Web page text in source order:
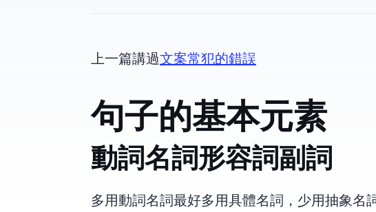
上一篇講過文案常犯的錯誤
句子的基本元素
動詞>名詞>形容詞>副詞
多用動詞 名詞最好多用具體名詞，少用抽象名